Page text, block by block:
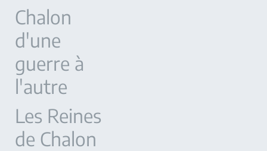
Chalon
d'une
guerre à
l'autre
Les Reines
de Chalon